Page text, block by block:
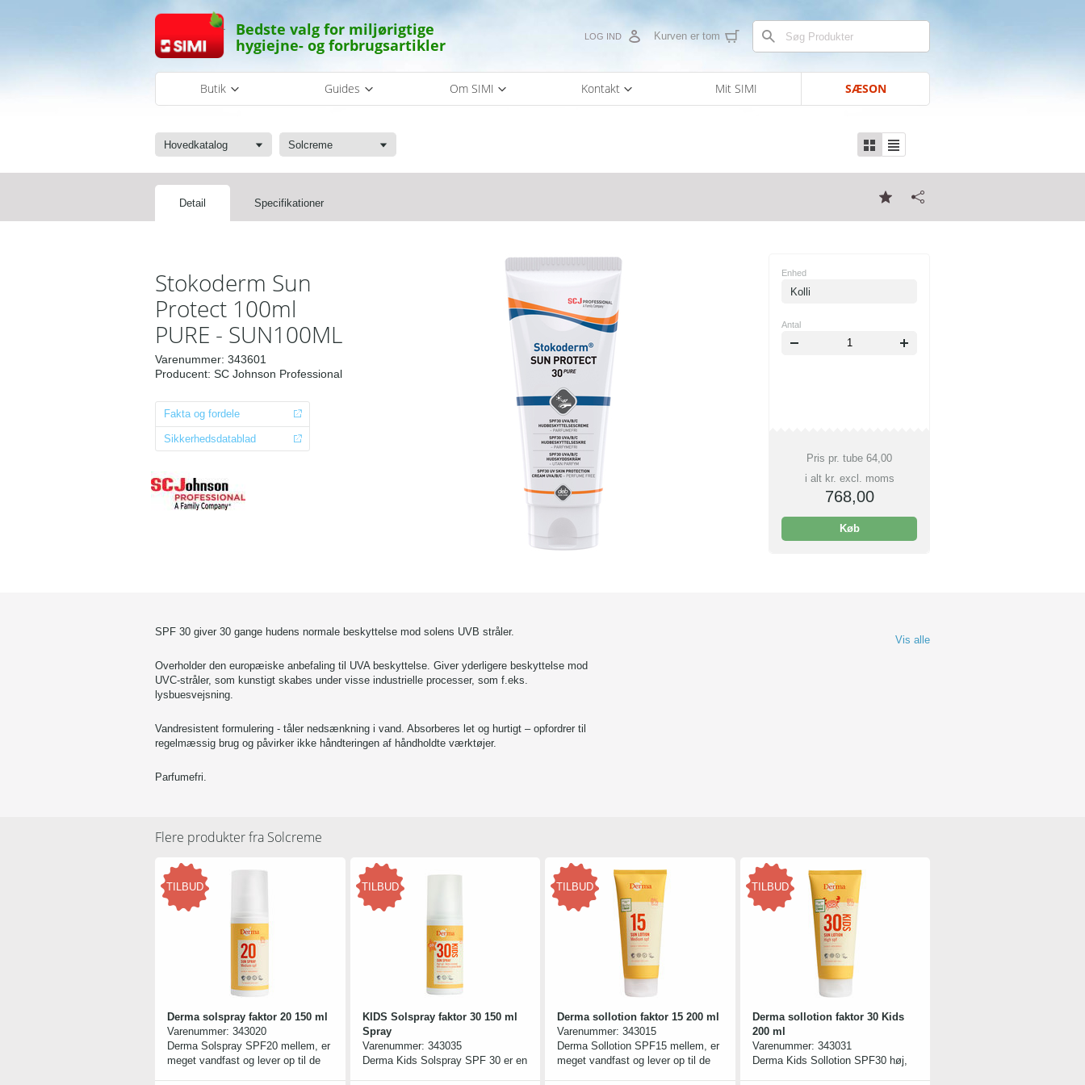
Bedste valg for miljørigtige
hygiejne- og forbrugsartikler
Kurven er tom
LOG IND
Butik Guides Om SIMI Kontakt Mit SIMI SÆSON
Hovedkatalog Solcreme
Detail Specifikationer
Stokoderm Sun
Protect 100ml
PURE - SUN100ML
Varenummer: 343601
Producent: SC Johnson Professional
Fakta og fordele
Sikkerhedsdatablad
Enhed
Kolli
Antal
Pris pr. tube 64,00
i alt kr. excl. moms
768,00
Køb
Vis alle
SPF 30 giver 30 gange hudens normale beskyttelse mod solens UVB stråler.
Overholder den europæiske anbefaling til UVA beskyttelse. Giver yderligere beskyttelse mod
UVC-stråler, som kunstigt skabes under visse industrielle processer, som f.eks.
lysbuesvejsning.
Vandresistent formulering - tåler nedsænkning i vand. Absorberes let og hurtigt – opfordrer til
regelmæssig brug og påvirker ikke håndteringen af håndholdte værktøjer.
Parfumefri.
Flere produkter fra Solcreme
TILBUD
Derma solspray faktor 20 150 ml
Varenummer: 343020
Derma Solspray SPF20 mellem, er
meget vandfast og lever op til de
TILBUD
KIDS Solspray faktor 30 150 ml
Spray
Varenummer: 343035
Derma Kids Solspray SPF 30 er en
TILBUD
Derma sollotion faktor 15 200 ml
Varenummer: 343015
Derma Sollotion SPF15 mellem, er
meget vandfast og lever op til de
TILBUD
Derma sollotion faktor 30 Kids
200 ml
Varenummer: 343031
Derma Kids Sollotion SPF30 høj,